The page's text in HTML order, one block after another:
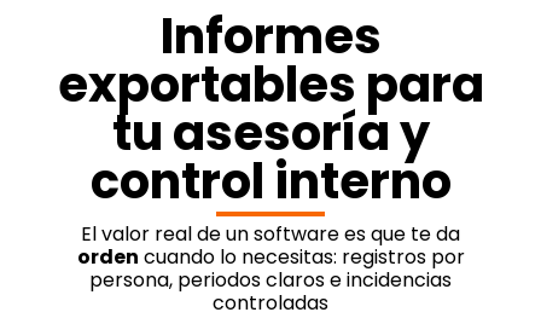
Informes
exportables para
tu asesoría y
control interno
El valor real de un software es que te da
orden cuando lo necesitas: registros por
persona, periodos claros e incidencias
controladas